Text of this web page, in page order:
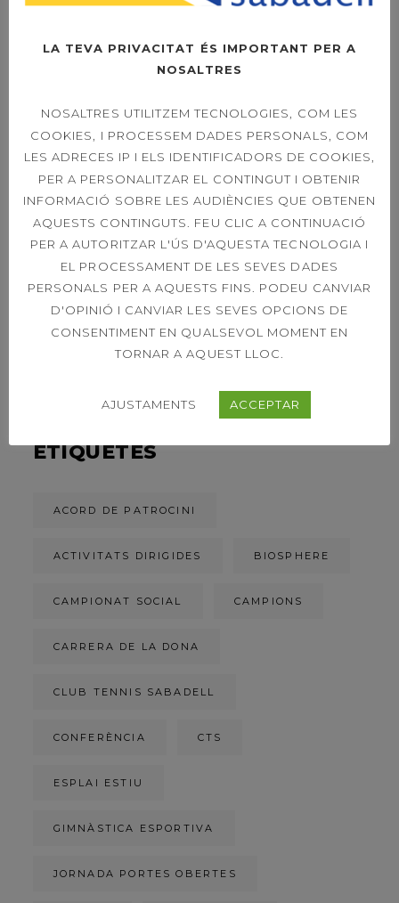
OPEN LEXUS
SABADELL –
A LES 11H
OPEN LEXUS
SABADELL – ORDER
OF PLAY SINGLES &
DOUBLES 21ST
39È CONCURS
TENNIS
ETIQUETES
ACORD DE PATROCINI
ACTIVITATS DIRIGIDES BIOSPHERE
CAMPIONAT SOCIAL CAMPIONS
CARRERA DE LA DONA
CLUB TENNIS SABADELL
CONFERÈNCIA CTS
ESPLAI ESTIU
GIMNÀSTICA ESPORTIVA
JORNADA PORTES OBERTES
LA TEVA PRIVACITAT ÉS IMPORTANT PER A
NOSALTRES
NOSALTRES UTILITZEM TECNOLOGIES, COM LES
COOKIES, I PROCESSEM DADES PERSONALS, COM
LES ADRECES IP I ELS IDENTIFICADORS DE COOKIES,
PER A PERSONALITZAR EL CONTINGUT I OBTENIR
INFORMACIÓ SOBRE LES AUDIÈNCIES QUE OBTENEN
AQUESTS CONTINGUTS. FEU CLIC A CONTINUACIÓ
PER A AUTORITZAR L'ÚS D'AQUESTA TECNOLOGIA I
EL PROCESSAMENT DE LES SEVES DADES
PERSONALS PER A AQUESTS FINS. PODEU CANVIAR
D'OPINIÓ I CANVIAR LES SEVES OPCIONS DE
CONSENTIMENT EN QUALSEVOL MOMENT EN
TORNAR A AQUEST LLOC.
AJUSTAMENTS ACCEPTAR